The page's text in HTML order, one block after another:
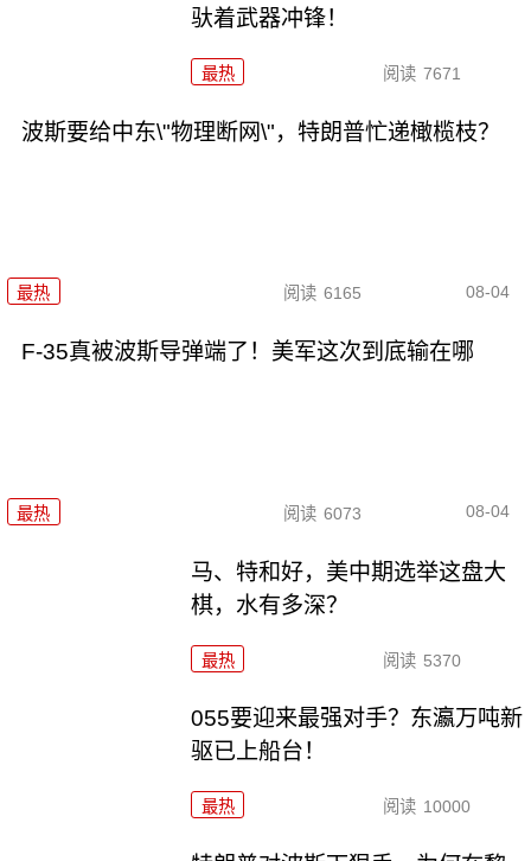
驮着武器冲锋！
最热 阅读 7671
波斯要给中东\"物理断网\"，特朗普忙递橄榄枝？
最热 阅读 6165 08-04
F-35真被波斯导弹端了！美军这次到底输在哪
最热 阅读 6073 08-04
马、特和好，美中期选举这盘大
棋，水有多深？
最热 阅读 5370
055要迎来最强对手？东瀛万吨新
驱已上船台！
最热 阅读 10000